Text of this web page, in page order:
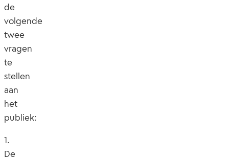
de
volgende
twee
vragen
te
stellen
aan
het
publiek:
1.
De